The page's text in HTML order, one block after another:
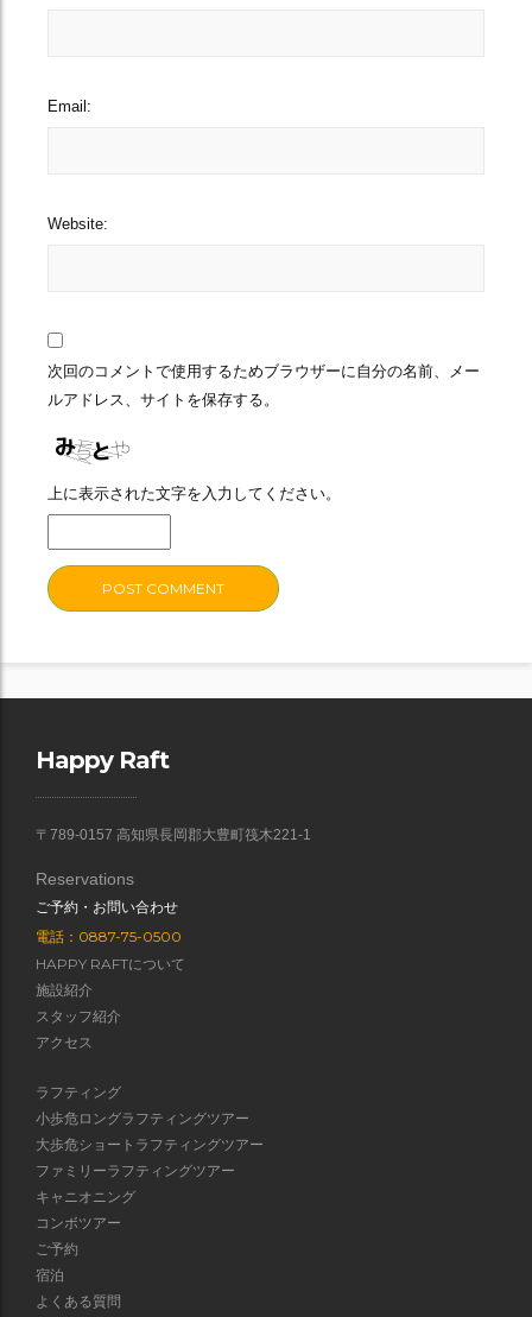
Email:
Website:
次回のコメントで使用するためブラウザーに自分の名前、メー
ルアドレス、サイトを保存する。
上に表示された文字を入力してください。
Happy Raft
〒789-0157 高知県長岡郡大豊町筏木221-1
Reservations
ご予約・お問い合わせ
電話：0887-75-0500
HAPPY RAFTについて
施設紹介
スタッフ紹介
アクセス
ラフティング
小歩危ロングラフティングツアー
大歩危ショートラフティングツアー
ファミリーラフティングツアー
キャニオニング
コンボツアー
ご予約
宿泊
よくある質問